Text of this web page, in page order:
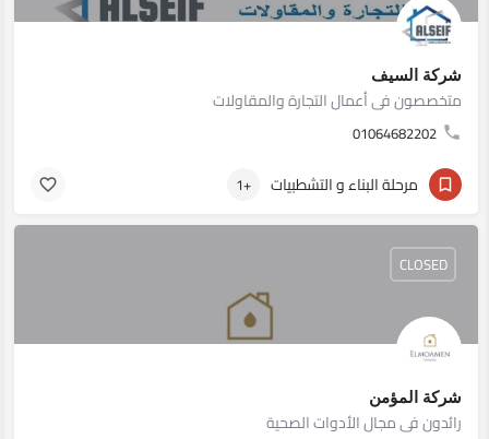
شركة السيف
متخصصون فى أعمال التجارة والمقاولات
01064682202
مرحلة البناء و التشطبيات +1
شركة المؤمن
رائدون فى مجال الأدوات الصحية
CLOSED